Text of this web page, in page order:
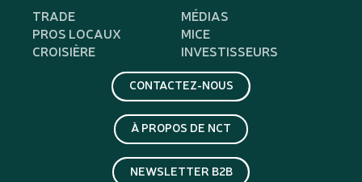
TRADE
MÉDIAS
PROS LOCAUX
MICE
CROISIÈRE
INVESTISSEURS
CONTACTEZ-NOUS
À PROPOS DE NCT
NEWSLETTER B2B